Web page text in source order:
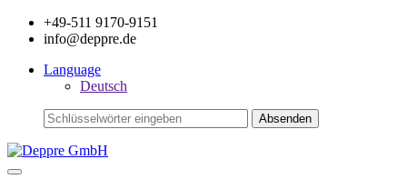
+49-511 9170-9151
info@deppre.de
Language
Deutsch